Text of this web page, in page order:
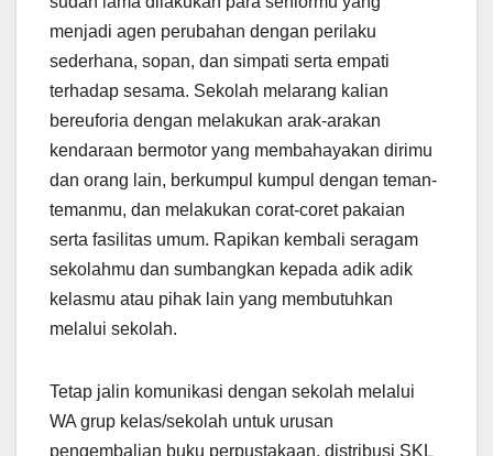
menjadi agen perubahan dengan perilaku
sederhana, sopan, dan simpati serta empati
terhadap sesama. Sekolah melarang kalian
bereuforia dengan melakukan arak-arakan
kendaraan bermotor yang membahayakan dirimu
dan orang lain, berkumpul kumpul dengan teman-
temanmu, dan melakukan corat-coret pakaian
serta fasilitas umum. Rapikan kembali seragam
sekolahmu dan sumbangkan kepada adik adik
kelasmu atau pihak lain yang membutuhkan
melalui sekolah.
Tetap jalin komunikasi dengan sekolah melalui
WA grup kelas/sekolah untuk urusan
pengembalian buku perpustakaan, distribusi SKL